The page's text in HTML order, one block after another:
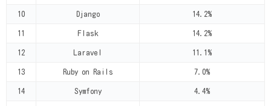
10 Django 14.2%
11 Flask 14.2%
12 Laravel 11.1%
13 Ruby on Rails 7.0%
14 Symfony 4.4%